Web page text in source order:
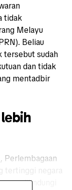
tidak
Melayu
Beliau
tersebut sudah
dan tidak
mentadbir
Perlembagaan
dilindungi